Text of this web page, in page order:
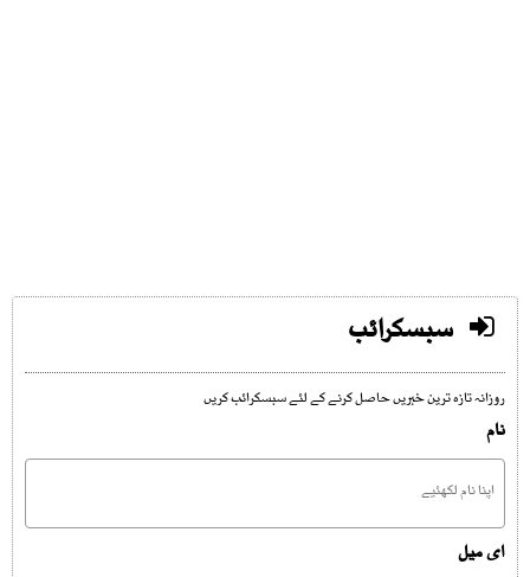
سبسکرائب
روزانہ تازہ ترین خبریں حاصل کرنے کے لئے سبسکرائب کریں
نام
ای میل